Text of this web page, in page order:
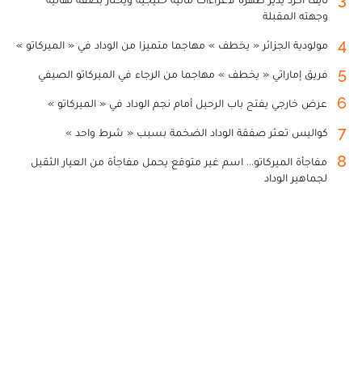
وجهته المقبلة
4 مولودية الجزائر « يخطف » مهاجما متميزا من الوداد في « الميركاتو »
5 فريق إماراتي « يخطف » مهاجما من الرجاء في الميركاتو الصيفي
6 عرض خارجي يفتح باب الرحيل أمام نجم الوداد في « الميركاتو »
7 كواليس تعثر صفقة الوداد الضخمة بسبب « شرط واحد »
8
مفاجأة الميركاتو... اسم غير متوقع يحمل مفاجأة من العيار الثقيل
لجماهير الوداد